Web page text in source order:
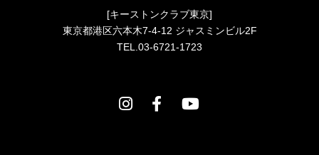
[キーストンクラブ東京]
東京都港区六本木7-4-12 ジャスミンビル2F
TEL.03-6721-1723